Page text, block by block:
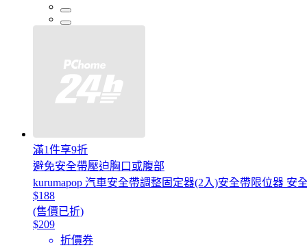
滿1件享9折
避免安全帶壓迫胸口或腹部
kurumapop 汽車安全帶調整固定器(2入)安全帶限位器 安
$188
(售價已折)
$209
折價券